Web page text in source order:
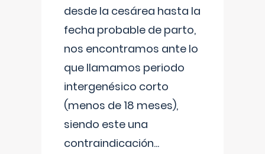
desde la cesárea hasta la
fecha probable de parto,
nos encontramos ante lo
que llamamos periodo
intergenésico corto
(menos de 18 meses),
siendo este una
contraindicación...